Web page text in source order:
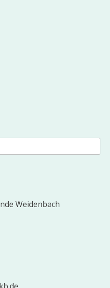
Weidenbach